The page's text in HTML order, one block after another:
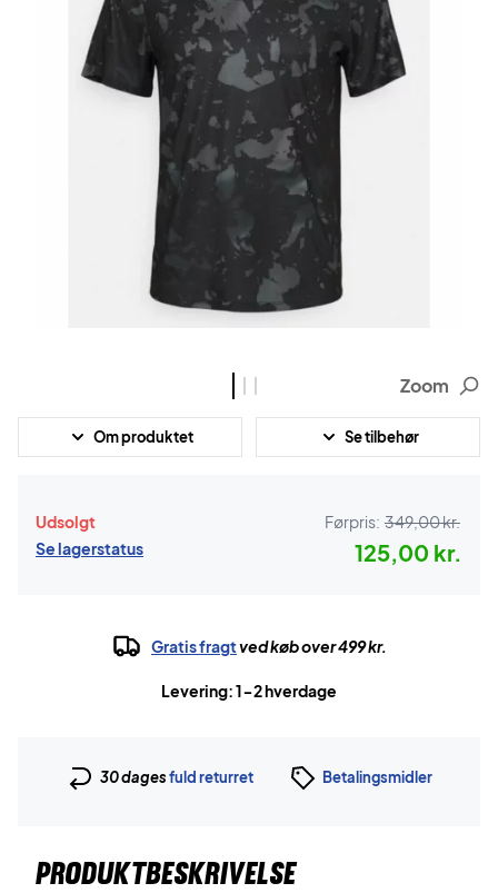
Zoom
Om produktet Se tilbehør
Udsolgt
Se lagerstatus
Førpris: 349,00 kr.
125,00 kr.
Gratis fragtved køb over 499 kr.
Levering: 1-2 hverdage
30 dagesfuld returret Betalingsmidler
PRODUKTBESKRIVELSE